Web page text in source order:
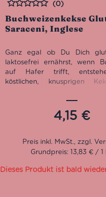
Buchweizenkekse
Saraceni, Inglese
Bewertet
(0)
Ganz egal ob Du Dich
laktosefrei ernährst, wenn
auf Hafer trifft,
köstlichen, knusprigen
die anspruchsvollsten
haben hochwertig zu naschen.
4,15 €
Grundpreis: 13,83 € / 1
Dieses Produkt ist bald